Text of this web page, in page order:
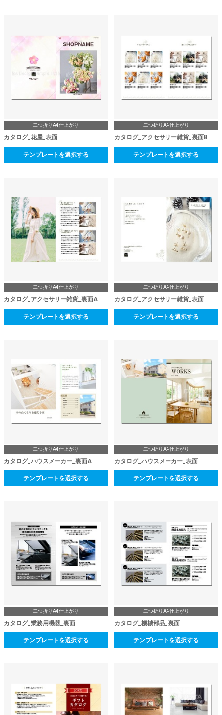
二つ折りA4仕上がり
カタログ_花屋_表面
テンプレートを選択する
二つ折りA4仕上がり
カタログ_アクセサリー雑貨_裏面B
テンプレートを選択する
二つ折りA4仕上がり
カタログ_アクセサリー雑貨_裏面A
テンプレートを選択する
二つ折りA4仕上がり
カタログ_アクセサリー雑貨_表面
テンプレートを選択する
二つ折りA4仕上がり
カタログ_ハウスメーカー_裏面A
テンプレートを選択する
二つ折りA4仕上がり
カタログ_ハウスメーカー_表面
テンプレートを選択する
二つ折りA4仕上がり
カタログ_業務用機器_裏面
テンプレートを選択する
二つ折りA4仕上がり
カタログ_機械部品_裏面
テンプレートを選択する